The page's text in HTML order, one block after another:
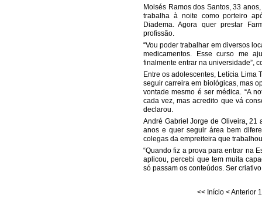
Moisés Ramos dos Santos, 33
trabalha à noite como porteiro
Diadema. Agora quer prestar
profissão.
“Vou poder trabalhar em diversos
medicamentos. Esse curso me
finalmente entrar na universidade”,
Entre os adolescentes, Letícia Lima
seguir carreira em biológicas, mas
vontade mesmo é ser médica. “A
cada vez, mas acredito que vá
declarou.
André Gabriel Jorge de Oliveira, 21
anos e quer seguir área bem
colegas da empreiteira que
“Quando fiz a prova para entrar na
aplicou, percebi que tem muita
só passam os conteúdos. Ser
<< Início <Anterior 1